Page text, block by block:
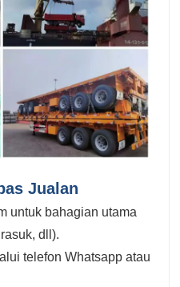
Jualan
untuk bahagian utama
dll).
telefon Whatsapp atau